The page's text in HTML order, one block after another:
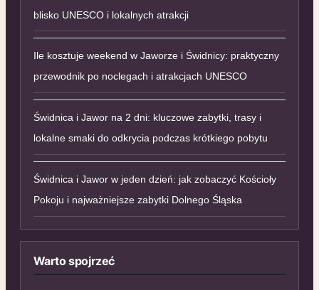
blisko UNESCO i lokalnych atrakcji
Ile kosztuje weekend w Jaworze i Świdnicy: praktyczny
przewodnik po noclegach i atrakcjach UNESCO
Świdnica i Jawor na 2 dni: kluczowe zabytki, trasy i
lokalne smaki do odkrycia podczas krótkiego pobytu
Świdnica i Jawor w jeden dzień: jak zobaczyć Kościoły
Pokoju i najważniejsze zabytki Dolnego Śląska
Warto spojrzeć